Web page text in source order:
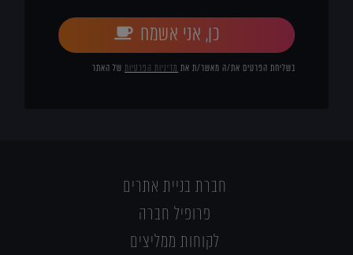
כן, אני אשמח
בשליחת הפרטים את/ה מאשר/ת את מדיניות הפרטיותשל האתר
חברת בניית אתרים
פרופיל חברה
לקוחות ממליצים